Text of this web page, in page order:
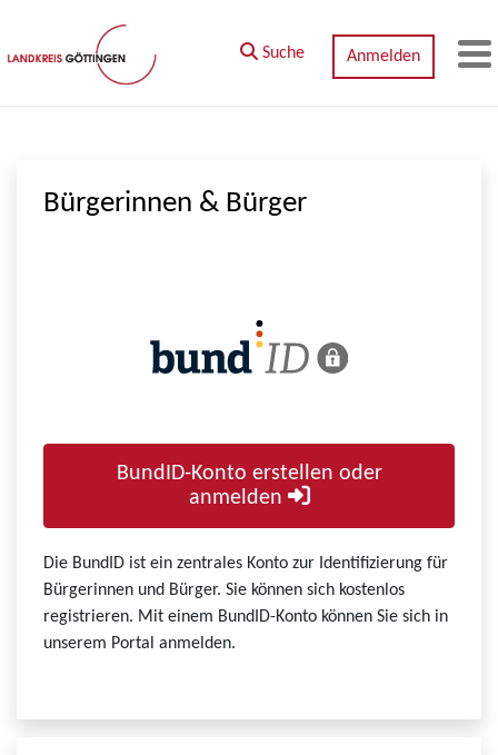
Zum Hauptinhalt springen
Suche Anmelden
Bürgerinnen & Bürger
BundID-Konto erstellen oder
anmelden
Die BundID ist ein zentrales Konto zur Identifizierung für
Bürgerinnen und Bürger. Sie können sich kostenlos
registrieren. Mit einem BundID-Konto können Sie sich in
unserem Portal anmelden.